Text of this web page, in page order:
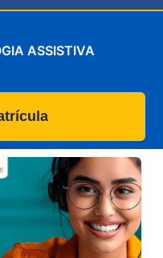
ASSISTIVA